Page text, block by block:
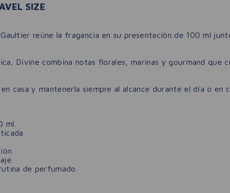
SIZE
reúne la fragancia en su presentación de 100 ml
Divine combina notas florales, marinas y gourmand que
casa y mantenerla siempre al alcance durante el día o en
ml.
de perfumado.